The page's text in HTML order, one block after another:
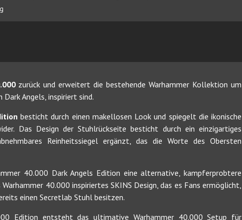
zurück und erweitert die bestehende Warhammer Kollektion um
Angels, inspiriert sind.
besticht durch einen makellosen Look und spiegelt die ikonische
Das Design der Stuhlrückseite besticht durch ein einzigartiges
Reinheitssiegel ergänzt, das die Worte des Obersten
40.000 Dark Angels Edition eine alternative, kampferprobtere
40.000 inspiriertes SKINS Design, das es Fans ermöglicht,
einen Secretlab Stuhl besitzen.
Edition entsteht das ultimative Warhammer 40.000 Setup für